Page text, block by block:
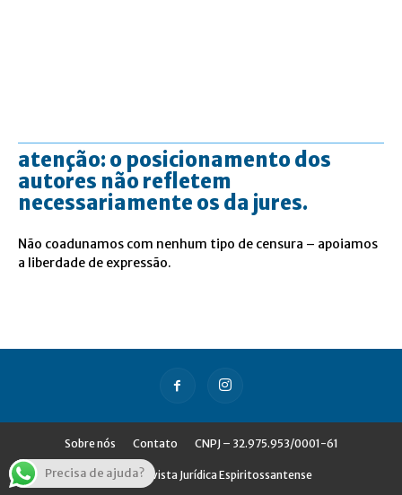
atenção: o posicionamento dos
autores não refletem
necessariamente os da jures.
Não coadunamos com nenhum tipo de censura – apoiamos
a liberdade de expressão.
Sobre nós Contato CNPJ – 32.975.953/0001-61
© Jures - Revista Jurídica Espiritossantense
Precisa de ajuda?